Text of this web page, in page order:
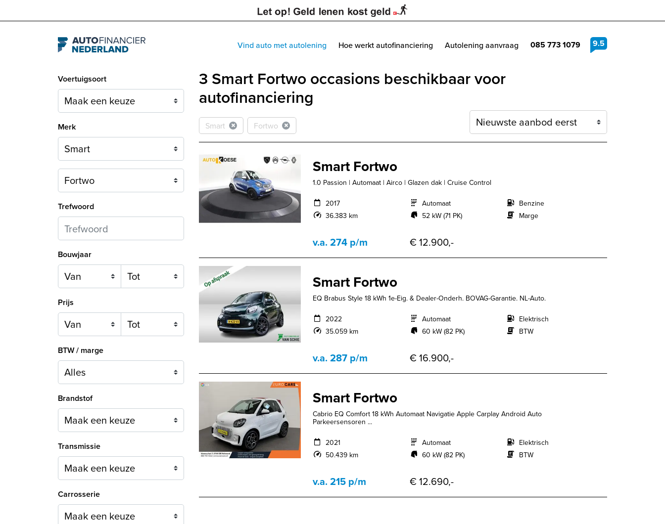
Navigation 9.5
Vind auto met autolening Hoe werkt autofinanciering Autolening aanvraag 085 773 1079
Voertuigsoort
Merk
Trefwoord
Bouwjaar
Prijs
BTW / marge
Brandstof
Maak een keuze
Transmissie
Carrosserie
Maak een keuze
3 Smart Fortwo occasions beschikbaar voor
autofinanciering
Smart Fortwo
Smart Fortwo
1.0 Passion | Automaat | Airco | Glazen dak | Cruise Control
2017
36.383 km
Automaat
52 kW (71 PK)
Benzine
Marge
v.a. 274 p/m € 12.900,-
Smart Fortwo
EQ Brabus Style 18 kWh 1e-Eig. & Dealer-Onderh. BOVAG-Garantie. NL-Auto.
2022
35.059 km
Automaat
60 kW (82 PK)
Elektrisch
BTW
v.a. 287 p/m € 16.900,-
Smart Fortwo
Cabrio EQ Comfort 18 kWh Automaat Navigatie Apple Carplay Android Auto
Parkeersensoren ...
2021
50.439 km
Automaat
60 kW (82 PK)
Elektrisch
BTW
v.a. 215 p/m € 12.690,-